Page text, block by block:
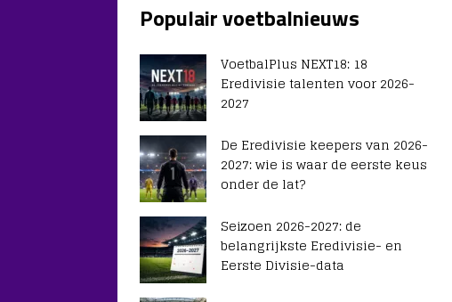
Populair voetbalnieuws
VoetbalPlus NEXT18: 18
Eredivisie talenten voor 2026-
2027
De Eredivisie keepers van 2026-
2027: wie is waar de eerste keus
onder de lat?
Seizoen 2026-2027: de
belangrijkste Eredivisie- en
Eerste Divisie-data